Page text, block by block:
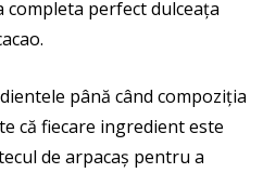
completa perfect dulceața
până când compoziția
că fiecare ingredient este
de arpacaș pentru a